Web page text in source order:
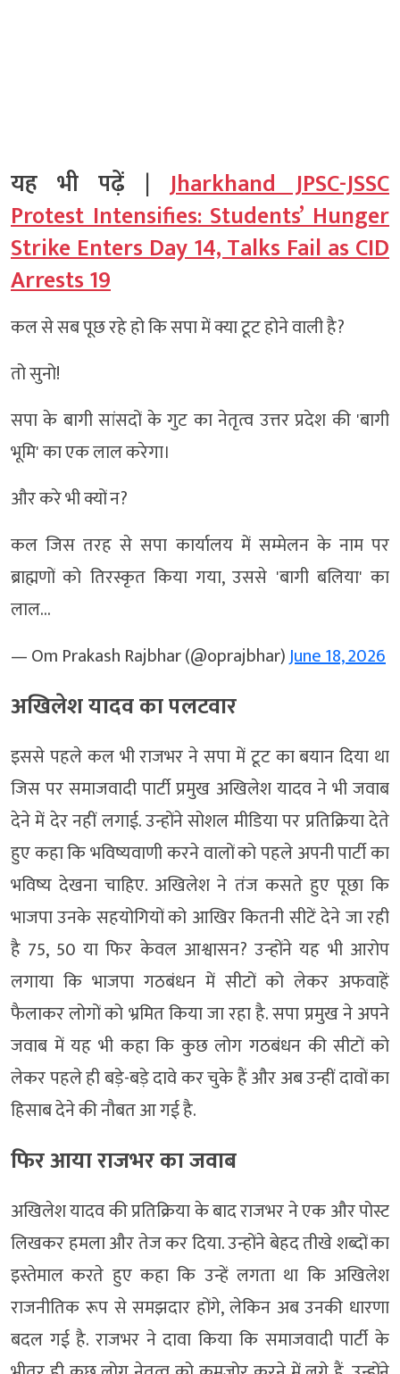
यह भी पढ़ें | Jharkhand JPSC-JSSC
Protest Intensifies: Students’ Hunger
Strike Enters Day 14, Talks Fail as CID
Arrests 19
कल से सब पूछ रहे हो कि सपा में क्या टूट होने वाली है?
तो सुनो!
सपा के बागी सांसदों के गुट का नेतृत्व उत्तर प्रदेश की 'बागी
भूमि' का एक लाल करेगा।
और करे भी क्यों न?
कल जिस तरह से सपा कार्यालय में सम्मेलन के नाम पर
ब्राह्मणों को तिरस्कृत किया गया, उससे 'बागी बलिया' का
लाल…
— Om Prakash Rajbhar (@oprajbhar)June 18, 2026
अखिलेश यादव का पलटवार
इससे पहले कल भी राजभर ने सपा में टूट का बयान दिया था
जिस पर समाजवादी पार्टी प्रमुख अखिलेश यादव ने भी जवाब
देने में देर नहीं लगाई. उन्होंने सोशल मीडिया पर प्रतिक्रिया देते
हुए कहा कि भविष्यवाणी करने वालों को पहले अपनी पार्टी का
भविष्य देखना चाहिए. अखिलेश ने तंज कसते हुए पूछा कि
भाजपा उनके सहयोगियों को आखिर कितनी सीटें देने जा रही
है 75, 50 या फिर केवल आश्वासन? उन्होंने यह भी आरोप
लगाया कि भाजपा गठबंधन में सीटों को लेकर अफवाहें
फैलाकर लोगों को भ्रमित किया जा रहा है. सपा प्रमुख ने अपने
जवाब में यह भी कहा कि कुछ लोग गठबंधन की सीटों को
लेकर पहले ही बड़े-बड़े दावे कर चुके हैं और अब उन्हीं दावों का
हिसाब देने की नौबत आ गई है.
फिर आया राजभर का जवाब
अखिलेश यादव की प्रतिक्रिया के बाद राजभर ने एक और पोस्ट
लिखकर हमला और तेज कर दिया. उन्होंने बेहद तीखे शब्दों का
इस्तेमाल करते हुए कहा कि उन्हें लगता था कि अखिलेश
राजनीतिक रूप से समझदार होंगे, लेकिन अब उनकी धारणा
बदल गई है. राजभर ने दावा किया कि समाजवादी पार्टी के